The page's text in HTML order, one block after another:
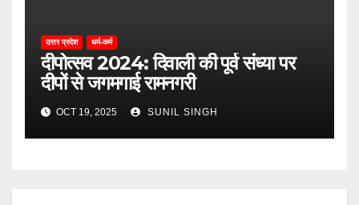
उत्तर प्रदेश धर्म-कर्म
दीपोत्सव 2024: दिवाली की पूर्व संध्या पर
दीपों से जगमगाई रामनगरी
OCT 19, 2025 SUNIL SINGH